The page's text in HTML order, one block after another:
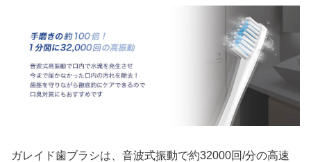
ガレイド歯ブラシは、音波式振動で約32000回/分の高速